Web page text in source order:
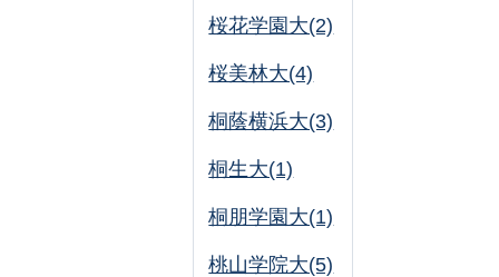
桜花学園大(2)
桜美林大(4)
桐蔭横浜大(3)
桐生大(1)
桐朋学園大(1)
桃山学院大(5)